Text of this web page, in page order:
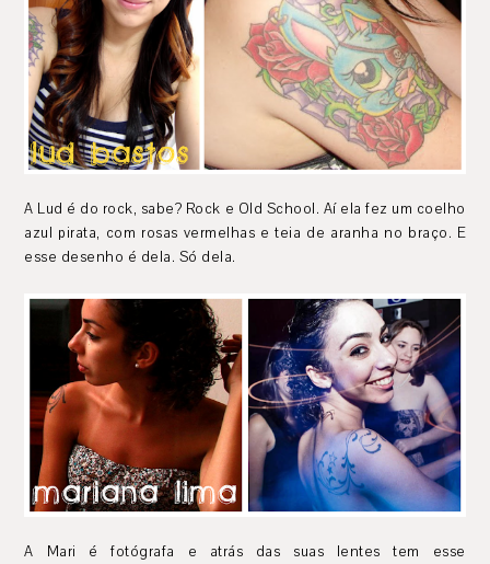
A Lud é do rock, sabe? Rock e Old School. Aí ela fez um coelho
azul pirata, com rosas vermelhas e teia de aranha no braço. E
esse desenho é dela. Só dela.
A Mari é fotógrafa e atrás das suas lentes tem esse